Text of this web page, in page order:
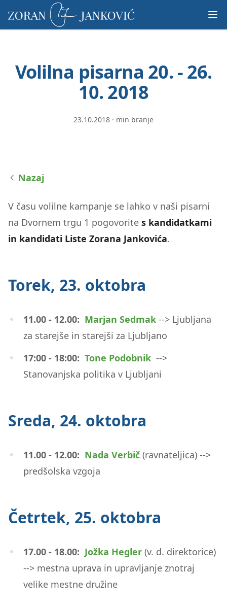
upoštevajte:
To
vključuje
sistemVolilna pisarna 20. - 26.
10. 2018
23.10.2018 · min branje
Nazaj
V času volilne kampanje se lahko v naši pisarni
na Dvornem trgu 1 pogovorite s kandidatkami
in kandidati Liste Zorana Jankovića.
Torek, 23. oktobra
11.00 - 12.00: Marjan Sedmak --> Ljubljana
za starejše in starejši za Ljubljano
17:00 - 18:00: Tone Podobnik -->
Stanovanjska politika v Ljubljani
Sreda, 24. oktobra
11.00 - 12.00: Nada Verbič (ravnateljica) -->
predšolska vzgoja
Četrtek, 25. oktobra
17.00 - 18.00: Jožka Hegler (v. d. direktorice)
--> mestna uprava in upravljanje znotraj
velike mestne družine